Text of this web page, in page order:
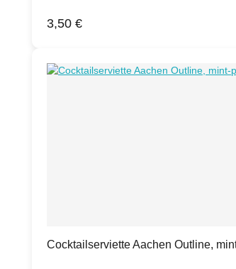
Regulärer Preis:
3,50 €
Cocktailserviette Aachen Outline,